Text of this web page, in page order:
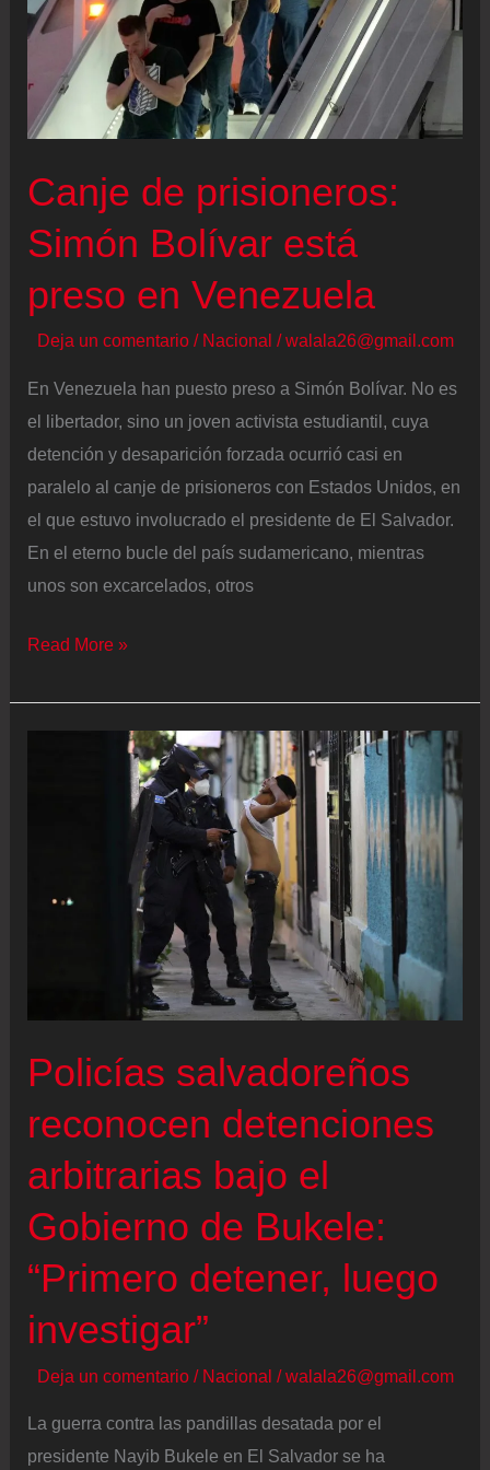
que
jueza
lo
Canje de prisioneros:
Simón Bolívar está
preso en Venezuela
Deja un comentario / Nacional /walala26@gmail.com
En Venezuela han puesto preso a Simón Bolívar. No es
el libertador, sino un joven activista estudiantil, cuya
detención y desaparición forzada ocurrió casi en
paralelo al canje de prisioneros con Estados Unidos, en
el que estuvo involucrado el presidente de El Salvador.
En el eterno bucle del país sudamericano, mientras
unos son excarcelados, otros
Canje
prisioneros:
Venezuela
Read More »
Policías salvadoreños
reconocen detenciones
arbitrarias bajo el
Gobierno de Bukele:
“Primero detener, luego
investigar”
Deja un comentario / Nacional /walala26@gmail.com
La guerra contra las pandillas desatada por el
presidente Nayib Bukele en El Salvador se ha